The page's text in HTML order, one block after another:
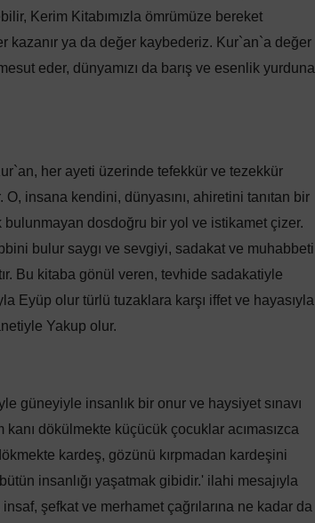
Kerim Kitabımızla ömrümüze bereket
kazanır ya da değer kaybederiz. Kur`an`a değer
eder, dünyamızı da barış ve esenlik yurduna
her ayeti üzerinde tefekkür ve tezekkür
insana kendini, dünyasını, ahiretini tanıtan bir
dosdoğru bir yol ve istikamet çizer.
bulur saygı ve sevgiyi, sadakat ve muhabbeti
Bu kitaba gönül veren, tevhide sadakatiyle
Eyüp olur türlü tuzaklara karşı iffet ve hayasıyla
Yakup olur.
güneyiyle insanlık bir onur ve haysiyet sınavı
dökülmekte küçücük çocuklar acımasızca
kardeş, gözünü kırpmadan kardeşini
insanlığı yaşatmak gibidir.' ilahi mesajıyla
şefkat ve merhamet çağrılarına ne kadar da